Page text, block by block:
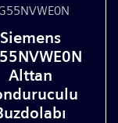
Siemens
Alttan